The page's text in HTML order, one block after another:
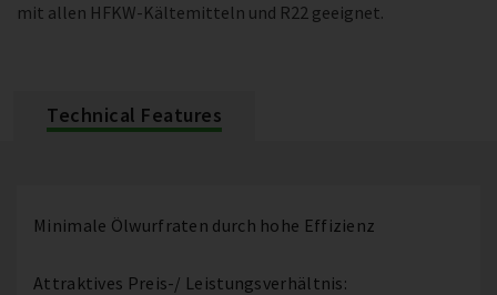
mit allen HFKW-Kältemitteln und R22 geeignet.
Technical Features
Minimale Ölwurfraten durch hohe Effizienz
Attraktives Preis-/ Leistungsverhältnis: